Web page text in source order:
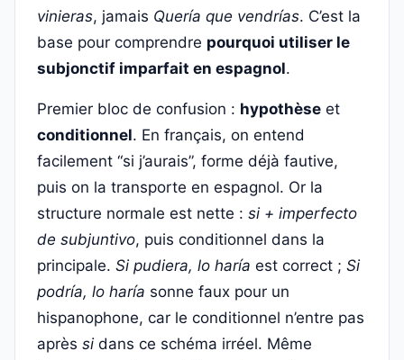
vinieras, jamais Quería que vendrías. C’est la
base pour comprendre pourquoi utiliser le
subjonctif imparfait en espagnol.
Premier bloc de confusion : hypothèse et
conditionnel. En français, on entend
facilement “si j’aurais”, forme déjà fautive,
puis on la transporte en espagnol. Or la
structure normale est nette : si + imperfecto
de subjuntivo, puis conditionnel dans la
principale. Si pudiera, lo haría est correct ; Si
podría, lo haría sonne faux pour un
hispanophone, car le conditionnel n’entre pas
après sidans ce schéma irréel. Même